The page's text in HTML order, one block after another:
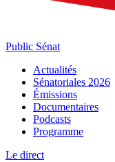
Public Sénat
Actualités
Sénatoriales 2026
Émissions
Documentaires
Podcasts
Programme
Le direct